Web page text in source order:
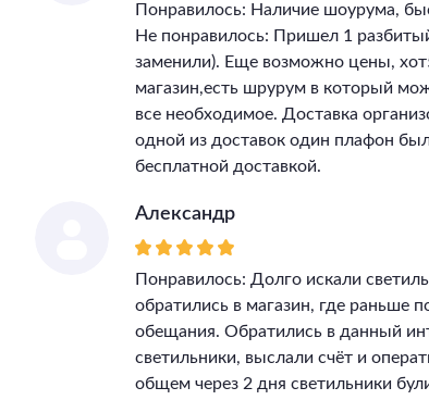
Понравилось: Наличие шоурума,
Не понравилось: Пришел 1
заменили). Еще возможно цены,
магазин,есть шрурум в который
все необходимое. Доставка
одной из доставок один плафон
бесплатной доставкой.
Александр
Понравилось: Долго искали
обратились в магазин, где раньше
обещания. Обратились в данный
светильники, выслали счёт и
общем через 2 дня светильники